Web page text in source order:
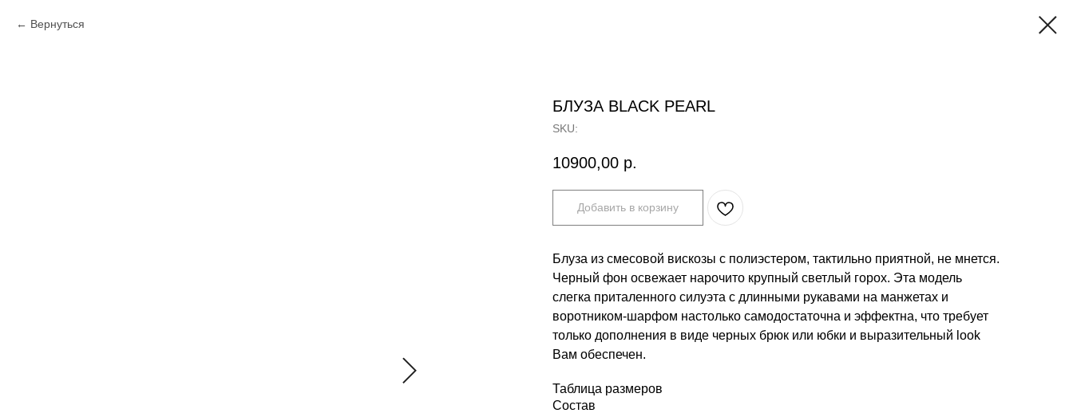
Вернуться
БЛУЗА BLACK PEARL
SKU:
10900,00 р.
Добавить в корзину
Блуза из смесовой вискозы с полиэстером, тактильно приятной, не мнется.
Черный фон освежает нарочито крупный светлый горох. Эта модель
слегка приталенного силуэта с длинными рукавами на манжетах и
воротником-шарфом настолько самодостаточна и эффектна, что требует
только дополнения в виде черных брюк или юбки и выразительный look
Вам обеспечен.
Таблица размеров
Состав